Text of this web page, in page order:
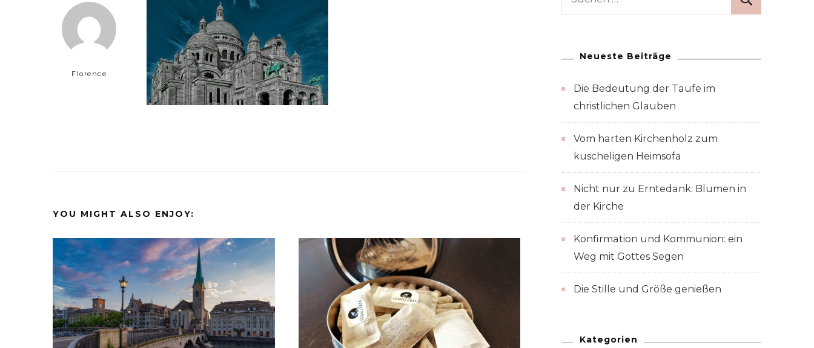
Florence
YOU MIGHT ALSO ENJOY:
Neueste Beiträge
Die Bedeutung der Taufe im
christlichen Glauben
Vom harten Kirchenholz zum
kuscheligen Heimsofa
Nicht nur zu Erntedank: Blumen in
der Kirche
Konfirmation und Kommunion: ein
Weg mit Gottes Segen
Die Stille und Größe genießen
Kategorien